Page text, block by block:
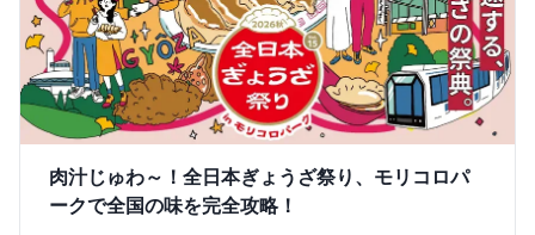
肉汁じゅわ～！全日本ぎょうざ祭り、モリコロパ
ークで全国の味を完全攻略！